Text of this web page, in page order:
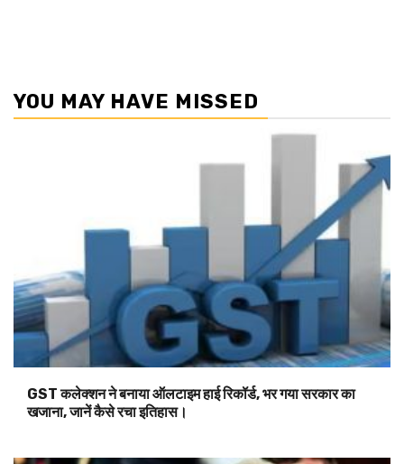
YOU MAY HAVE MISSED
GST कलेक्शन ने बनाया ऑलटाइम हाई रिकॉर्ड, भर गया सरकार का
खजाना, जानें कैसे रचा इतिहास।